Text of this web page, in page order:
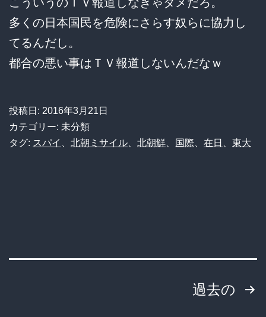
多くの日本国民を危険にさらす奴らに協力し
てるんだし。
都合の悪い事はＴＶ報道しないんだなｗ
投稿日: 2016年3月21日
カテゴリー: 未分類
タグ: スパイ 北朝ミサイル 北朝鮮 国際 在日 東大
過去の